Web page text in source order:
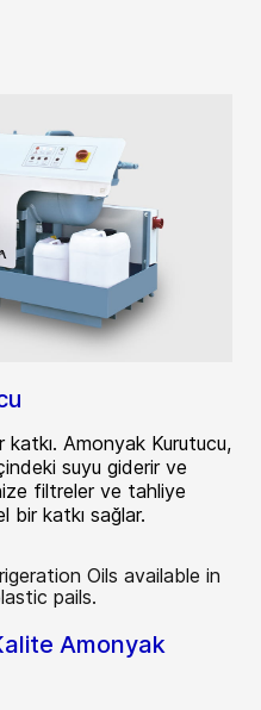
katkı. Amonyak Kurutucu,
suyu giderir ve
filtreler ve tahliye
bir katkı sağlar.
Amonyak